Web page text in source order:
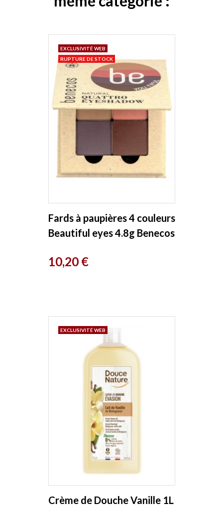
Fards à paupières 4 couleurs
Beautiful eyes 4.8g Benecos
Prix
10,20 €
EXCLUSIVITÉ WEB
RUPTURE DE STOCK
Crème de Douche Vanille 1L
EXCLUSIVITÉ WEB